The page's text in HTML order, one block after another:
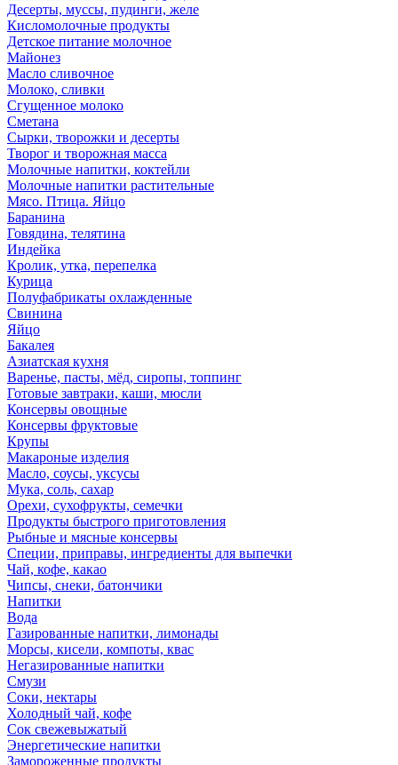
Десерты, муссы, пудинги, желе
Кисломолочные продукты
Детское питание молочное
Майонез
Масло сливочное
Молоко, сливки
Сгущенное молоко
Сметана
Сырки, творожки и десерты
Творог и творожная масса
Молочные напитки, коктейли
Молочные напитки растительные
Мясо. Птица. Яйцо
Баранина
Говядина, телятина
Индейка
Кролик, утка, перепелка
Курица
Полуфабрикаты охлажденные
Свинина
Яйцо
Бакалея
Азиатская кухня
Варенье, пасты, мёд, сиропы, топпинг
Готовые завтраки, каши, мюсли
Консервы овощные
Консервы фруктовые
Крупы
Макароные изделия
Масло, соусы, уксусы
Мука, соль, сахар
Орехи, сухофрукты, семечки
Продукты быстрого приготовления
Рыбные и мясные консервы
Специи, приправы, ингредиенты для выпечки
Чай, кофе, какао
Чипсы, снеки, батончики
Напитки
Вода
Газированные напитки, лимонады
Морсы, кисели, компоты, квас
Негазированные напитки
Смузи
Соки, нектары
Холодный чай, кофе
Сок свежевыжатый
Энергетические напитки
Замороженные продукты